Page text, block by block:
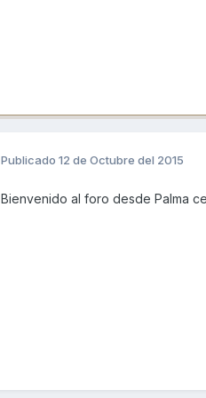
Publicado 12 de Octubre del 2015
Bienvenido al foro desde Palma